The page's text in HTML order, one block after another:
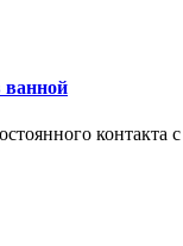
ванной
контакта